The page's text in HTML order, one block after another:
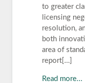
to greater
licensing
resolution,
both
area of
report[…]
Read more...